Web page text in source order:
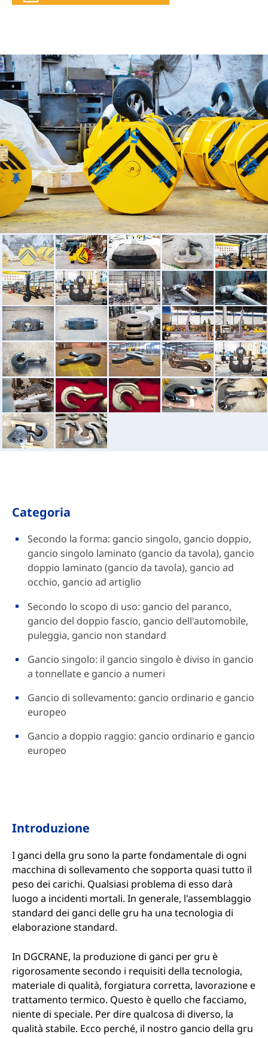
Categoria
Secondo la forma: gancio singolo, gancio doppio,
gancio singolo laminato (gancio da tavola), gancio
doppio laminato (gancio da tavola), gancio ad
occhio, gancio ad artiglio
Secondo lo scopo di uso: gancio del paranco,
gancio del doppio fascio, gancio dell'automobile,
puleggia, gancio non standard
Gancio singolo: il gancio singolo è diviso in gancio
a tonnellate e gancio a numeri
Gancio di sollevamento: gancio ordinario e gancio
europeo
Gancio a doppio raggio: gancio ordinario e gancio
europeo
Introduzione
I ganci della gru sono la parte fondamentale di ogni
macchina di sollevamento che sopporta quasi tutto il
peso dei carichi. Qualsiasi problema di esso darà
luogo a incidenti mortali. In generale, l'assemblaggio
standard dei ganci delle gru ha una tecnologia di
elaborazione standard.
In DGCRANE, la produzione di ganci per gru è
rigorosamente secondo i requisiti della tecnologia,
materiale di qualità, forgiatura corretta, lavorazione e
trattamento termico. Questo è quello che facciamo,
niente di speciale. Per dire qualcosa di diverso, la
qualità stabile. Ecco perché, il nostro gancio della gru